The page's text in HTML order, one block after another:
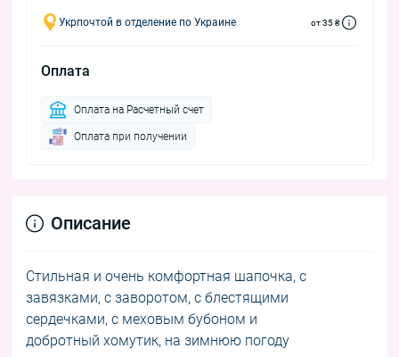
Укрпочтой в отделение по Украине от 35 ₴
Оплата
Оплата на Расчетный счет
Оплата при получении
Описание
Стильная и очень комфортная шапочка, с
завязками, с заворотом, с блестящими
сердечками, с меховым бубоном и
добротный хомутик, на зимнюю погоду